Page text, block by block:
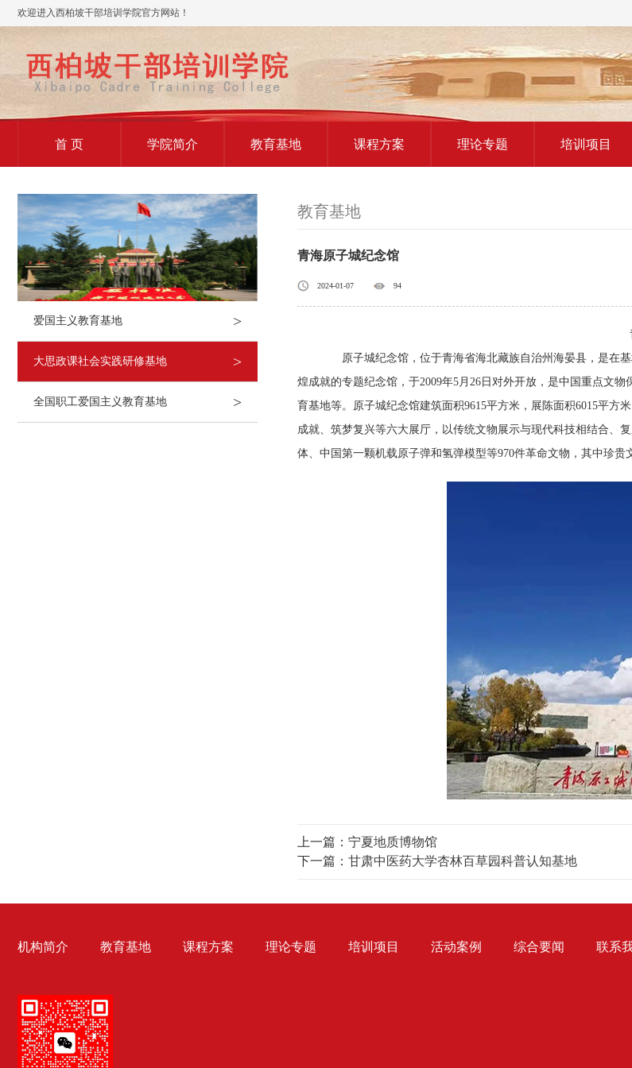
欢迎进入西柏坡干部培训学院官方网站！
首 页 学院简介 教育基地 课程方案 理论专题 培训项目
爱国主义教育基地 >
大思政课社会实践研修基地 >
全国职工爱国主义教育基地 >
教育基地
青海原子城纪念馆
2024-01-07 94
原子城纪念馆，位于青海省海北藏族自治州海晏县，是在基
煌成就的专题纪念馆，于2009年5月26日对外开放，是中国重点文
育基地等。原子城纪念馆建筑面积9615平方米，展陈面积6015平
成就、筑梦复兴等六大展厅，以传统文物展示与现代科技相结合、
体、中国第一颗机载原子弹和氢弹模型等970件革命文物，其中珍贵
上一篇： 宁夏地质博物馆
下一篇： 甘肃中医药大学杏林百草园科普认知基地
机构简介 教育基地 课程方案 理论专题 培训项目 活动案例 综合要闻 联系